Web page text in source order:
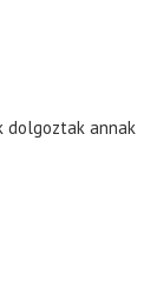
dolgoztak annak